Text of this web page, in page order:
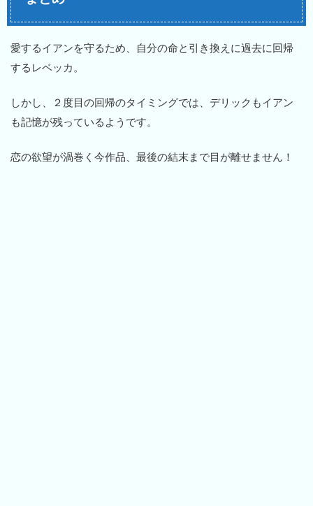
愛するイアンを守るため、自分の命と引き換えに過去に回帰
するレベッカ。
しかし、２度目の回帰のタイミングでは、デリックもイアン
も記憶が残っているようです。
恋の欲望が渦巻く今作品、最後の結末まで目が離せません！